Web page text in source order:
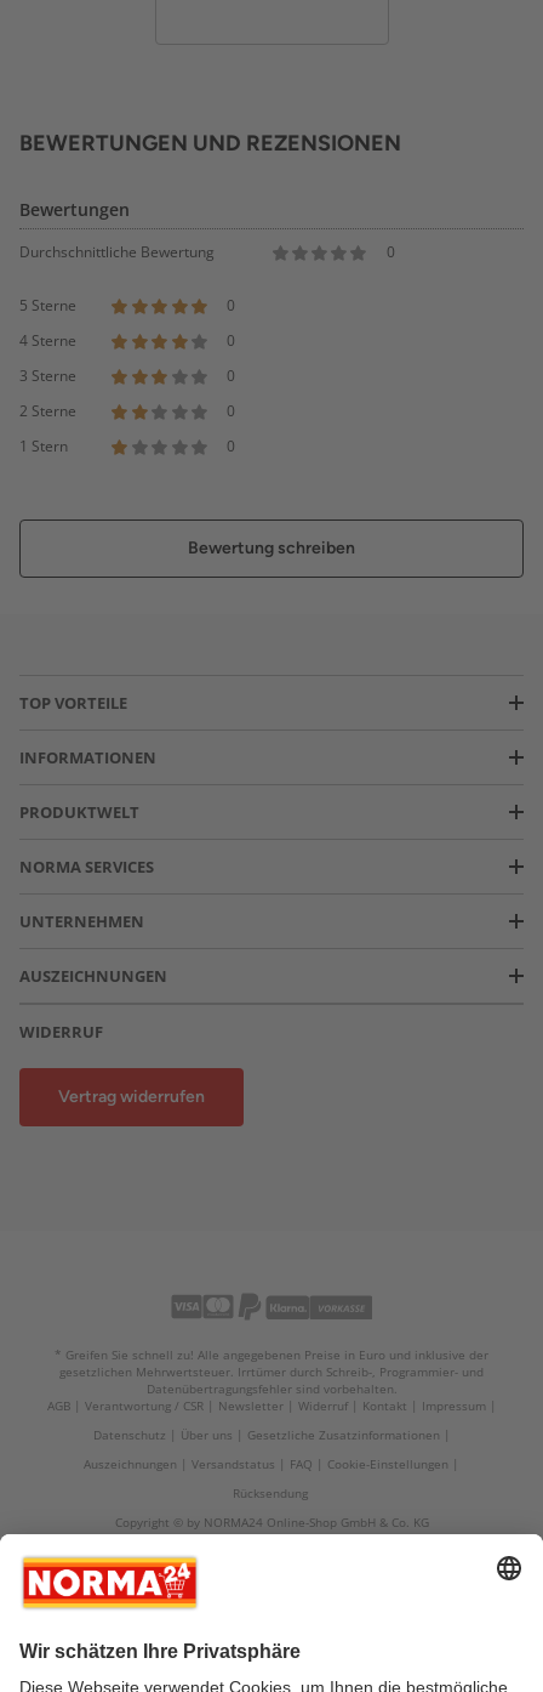
BEWERTUNGEN UND REZENSIONEN
Bewertungen
Durchschnittliche Bewertung 0
5 Sterne
0
4 Sterne
0
3 Sterne
0
2 Sterne
0
1 Stern
0
Bewertung schreiben
TOP VORTEILE
INFORMATIONEN
PRODUKTWELT
NORMA SERVICES
UNTERNEHMEN
AUSZEICHNUNGEN
WIDERRUF
Vertrag widerrufen
* Greifen Sie schnell zu! Alle angegebenen Preise in Euro und inklusive der
gesetzlichen Mehrwertsteuer. Irrtümer durch Schreib-, Programmier- und
Datenübertragungsfehler sind vorbehalten.
AGB
Verantwortung / CSR Newsletter Widerruf Kontakt
Impressum
Datenschutz
Über uns
Gesetzliche Zusatzinformationen
Auszeichnungen
Versandstatus FAQ
Cookie-Einstellungen
Rücksendung
Copyright © by NORMA24 Online-Shop GmbH & Co. KG